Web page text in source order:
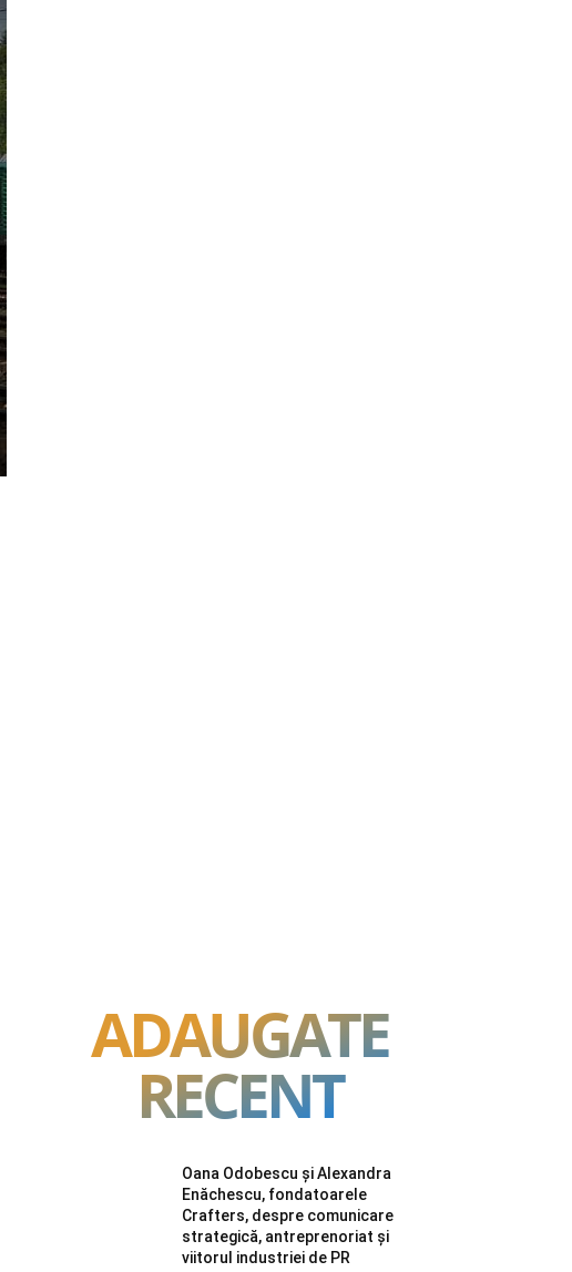
ADAUGATE
RECENT
Oana Odobescu și Alexandra
Enăchescu, fondatoarele
Crafters, despre comunicare
strategică, antreprenoriat și
viitorul industriei de PR